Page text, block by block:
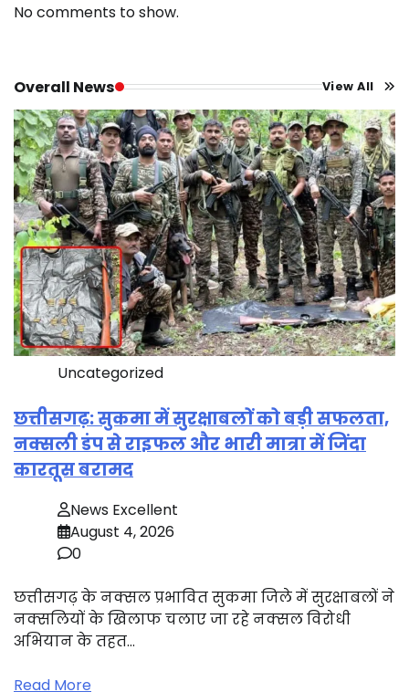
No comments to show.
Overall News View All
Uncategorized
छत्तीसगढ़: सुकमा में सुरक्षाबलों को बड़ी सफलता,
नक्सली डंप से राइफल और भारी मात्रा में जिंदा
कारतूस बरामद
News Excellent
August 4, 2026
0
छत्तीसगढ़ के नक्सल प्रभावित सुकमा जिले में सुरक्षाबलों ने
नक्सलियों के खिलाफ चलाए जा रहे नक्सल विरोधी
अभियान के तहत…
Read More